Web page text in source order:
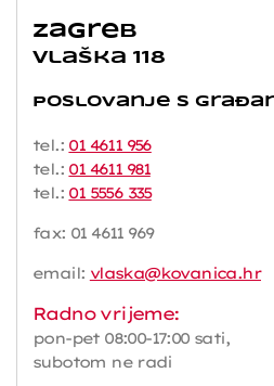
Zagreb
Vlaška 118
Poslovanje s
tel.: 01 4611 956
tel.: 01 4611 981
tel.: 01 5556 335
fax: 01 4611 969
email: vlaska@kovanica.hr
Radno vrijeme:
pon-pet 08:00-17:00 sati,
subotom ne radi